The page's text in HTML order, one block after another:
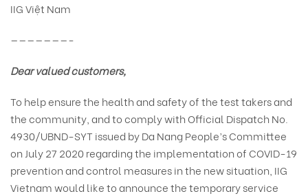
IIG Việt Nam
———————-
Dear valued customers,
To help ensure the health and safety of the test takers and
the community, and to comply with Official Dispatch No.
4930/UBND-SYT issued by Da Nang People’s Committee
on July 27 2020 regarding the implementation of COVID-19
prevention and control measures in the new situation, IIG
Vietnam would like to announce the temporary service